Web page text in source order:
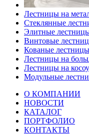
Лестницы на
Стеклянные
Элитные
Винтовые
Кованые лестницы
Лестницы на
Лестницы на
Модульные
О КОМПАНИИ
НОВОСТИ
КАТАЛОГ
ПОРТФОЛИО
КОНТАКТЫ